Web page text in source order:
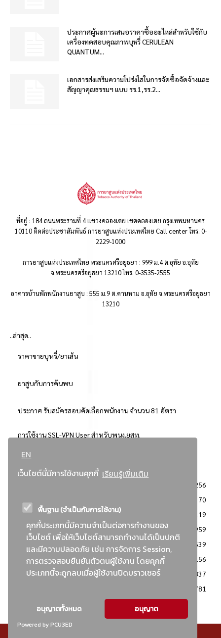
EN
เว็บไซต์นี้มีการใช้งานคุกกี้ เรียนรู้เพิ่มเติม
พื้นฐาน (จำเป็นกับการใช้งาน)
คุกกี้ประเภทนี้มีความจำเป็นต่อการทำงานของ
เว็บไซต์ เพื่อให้เว็บไซต์สามารถทำงานได้เป็นปกติ
และมีความปลอดภัย เช่น การจัดการ Session,
การตรวจสอบยืนยันตัวตนผู้ใช้งาน โดยคุกกี้
ประเภทนี้จะถูกลบเมื่อผู้ใช้งานปิดบราวเซอร์
อนุญาตทั้งหมด อนุญาต
Powered by PCU3ED
ประกาศผู้นะการเสนอราคาซื้ออะไหล่สำหรับใช้กับ
เครื่องทดสอบคุณภาพบุหรี่ CERULEAN
QUANTUM...
เอกสารส่งเสริมความโปร่งใสในการจัดซื้อจัดจ้างและ
สัญญาคุณธรรมฯ แบบ รร.1,รร.2...
ที่อยู่ : 184 ถนนพระรามที่ 4 แขวงคลองเตย เขตคลองเตย กรุงเทพมหานคร
10110 ติดต่อประชาสัมพันธ์ การยาสูบแห่งประเทศไทย Call center โทร. 0-
2229-1000
การยาสูบแห่งประเทศไทย พระนครศรีอยุธยา : 999 ม.4 ต.อุทัย อ.อุทัย
จ.พระนครศรีอยุธยา 13210 โทร. 0-3535-2555
อาคารบ้านพักพนักงานยาสูบ : 555 ม.9 ต.คานหาม อ.อุทัย จ.พระนครศรีอยุธยา
13210
..ล่าสุด..
ราคาขายบุหรี่/ยาเส้น
ยาสูบกับการค้นพบ
ประกาศ รับสมัครสอบคัดเลือกพนักงาน จำนวน 81 อัตรา
การใช้งาน SSL-VPN User สำหรับพนง.ยสท.
..ยอดนิยม..
3256
2370
: วิธีเฉพาะเจาะจง
2119
ข่าวสาร/ประกาศ
1959
: เอกสารส่งเสริมความโปร่งใสในการจัดซื้อจัดจ้าง
1639
ข่าวสารจัดซื้อจัดจ้าง
1156
: แผนการจัดซื้อจัดจ้าง
837
781